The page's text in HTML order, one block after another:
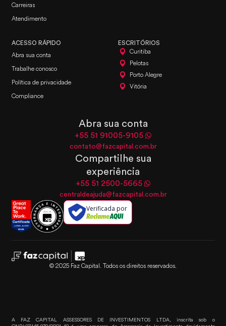
Carreiras
Atendimento
ACESSO RÁPIDO
Abra sua conta
Trabalhe conosco
Política de privacidade
Compliance
ESCRITÓRIOS
Curitiba
Pelotas
Porto Alegre
Vitória
Abra sua conta
+55 51 91005-9105
contato@fazcapital.com.br
Compartilhe sua
experiência
+55 51 2500-5665
centraldeajuda@fazcapital.com.br
Verificada por
© 2025 Faz Capital. Todos os direitos reservados.
A FAZ CAPITAL ASSESSORES DE INVESTIMENTOS LTDA, inscrita sob o